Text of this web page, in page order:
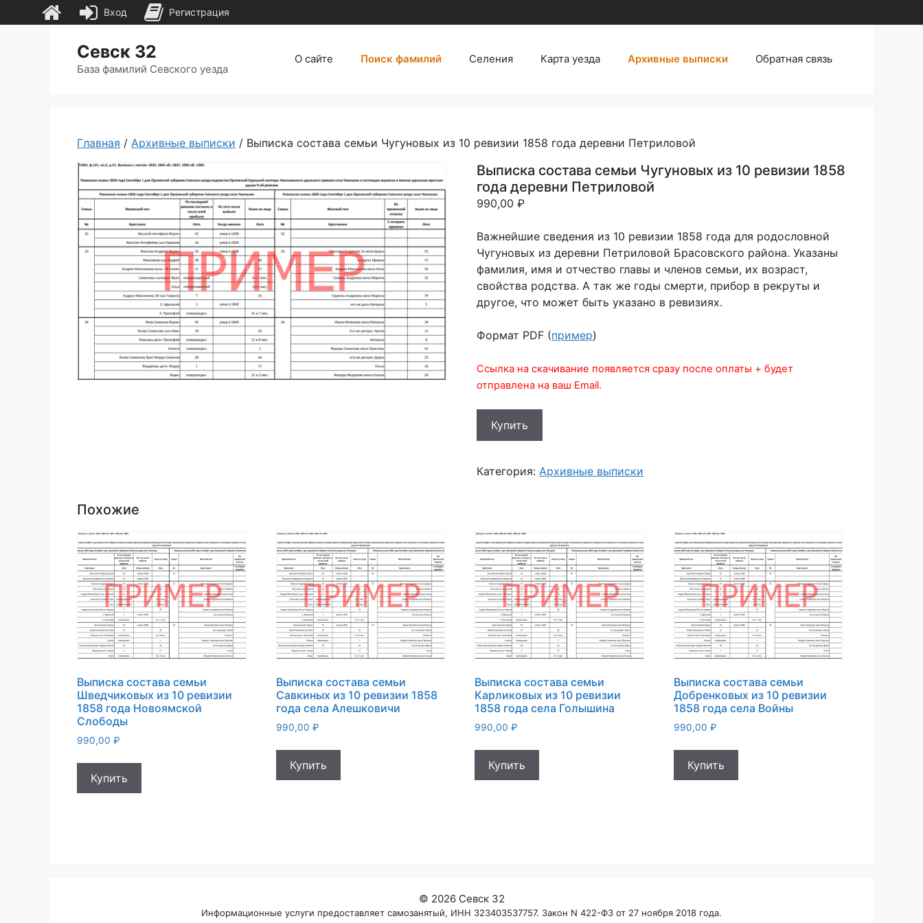
Севск 32
База фамилий Севского уезда
О сайте Поиск фамилий Селения Карта уезда Архивные выписки Обратная связь
Главная / Архивные выписки / Выписка состава семьи Чугуновых из 10 ревизии 1858 года деревни Петриловой
Выписка состава семьи Чугуновых из 10 ревизии 1858
года деревни Петриловой
990,00₽
Важнейшие сведения из 10 ревизии 1858 года для родословной
Чугуновых из деревни Петриловой Брасовского района. Указаны
фамилия, имя и отчество главы и членов семьи, их возраст,
свойства родства. А так же годы смерти, прибор в рекруты и
другое, что может быть указано в ревизиях.
Формат PDF (пример)
Ссылка на скачивание появляется сразу после оплаты + будет
отправлена на ваш Email.
товара
состава
10
ревизии
1858
года
деревни
Петриловой
Купить
Категория:Архивные выписки
Похожие
Выписка состава семьи
Шведчиковых из 10 ревизии
1858 года Новоямской
Слободы
990,00 ₽
Купить
Выписка состава семьи
Савкиных из 10 ревизии 1858
года села Алешковичи
990,00 ₽
Купить
Выписка состава семьи
Карликовых из 10 ревизии
1858 года села Голышина
990,00 ₽
Купить
Выписка состава семьи
Добренковых из 10 ревизии
1858 года села Войны
990,00 ₽
Купить
© 2026 Севск 32
Информационные услуги предоставляет самозанятый, ИНН 323403537757. Закон N 422-ФЗ от 27 ноября 2018 года.
Вход Регистрация